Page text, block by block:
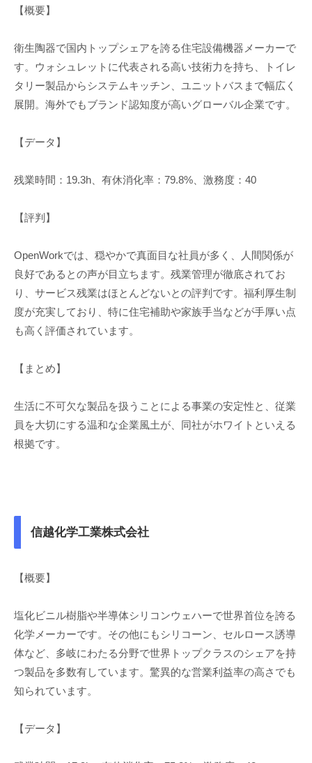
【概要】
衛生陶器で国内トップシェアを誇る住宅設備機器メーカーで
す。ウォシュレットに代表される高い技術力を持ち、トイレ
タリー製品からシステムキッチン、ユニットバスまで幅広く
展開。海外でもブランド認知度が高いグローバル企業です。
【データ】
残業時間：19.3h、有休消化率：79.8%、激務度：40
【評判】
OpenWorkでは、穏やかで真面目な社員が多く、人間関係が
良好であるとの声が目立ちます。残業管理が徹底されてお
り、サービス残業はほとんどないとの評判です。福利厚生制
度が充実しており、特に住宅補助や家族手当などが手厚い点
も高く評価されています。
【まとめ】
生活に不可欠な製品を扱うことによる事業の安定性と、従業
員を大切にする温和な企業風土が、同社がホワイトといえる
根拠です。
信越化学工業株式会社
【概要】
塩化ビニル樹脂や半導体シリコンウェハーで世界首位を誇る
化学メーカーです。その他にもシリコーン、セルロース誘導
体など、多岐にわたる分野で世界トップクラスのシェアを持
つ製品を多数有しています。驚異的な営業利益率の高さでも
知られています。
【データ】